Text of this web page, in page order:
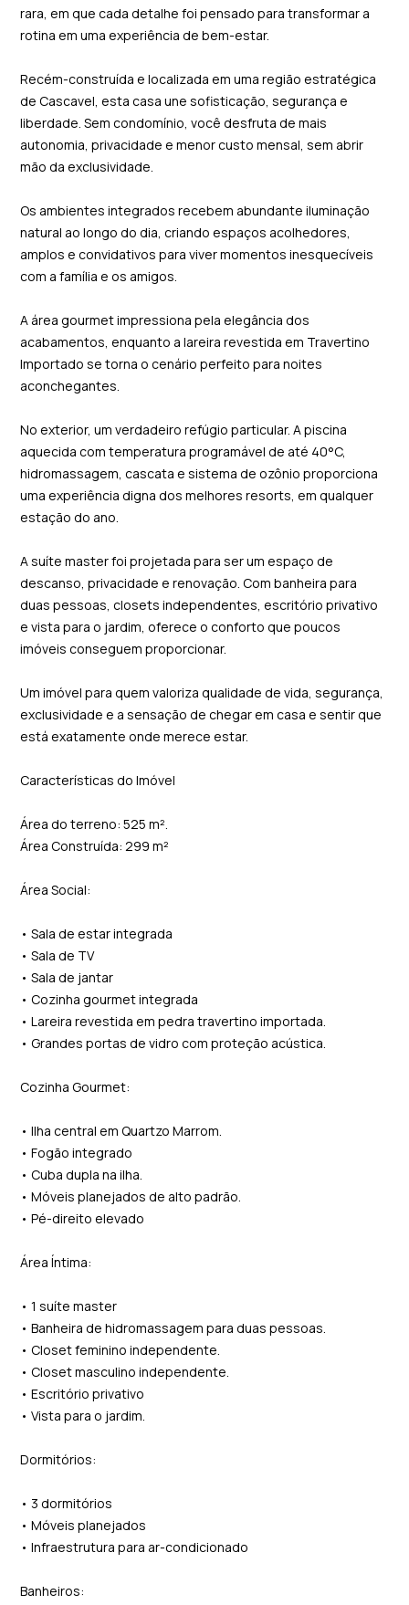
rara, em que cada detalhe foi pensado para transformar a
rotina em uma experiência de bem-estar.
Recém-construída e localizada em uma região estratégica
de Cascavel, esta casa une sofisticação, segurança e
liberdade. Sem condomínio, você desfruta de mais
autonomia, privacidade e menor custo mensal, sem abrir
mão da exclusividade.
Os ambientes integrados recebem abundante iluminação
natural ao longo do dia, criando espaços acolhedores,
amplos e convidativos para viver momentos inesquecíveis
com a família e os amigos.
A área gourmet impressiona pela elegância dos
acabamentos, enquanto a lareira revestida em Travertino
Importado se torna o cenário perfeito para noites
aconchegantes.
No exterior, um verdadeiro refúgio particular. A piscina
aquecida com temperatura programável de até 40°C,
hidromassagem, cascata e sistema de ozônio proporciona
uma experiência digna dos melhores resorts, em qualquer
estação do ano.
A suíte master foi projetada para ser um espaço de
descanso, privacidade e renovação. Com banheira para
duas pessoas, closets independentes, escritório privativo
e vista para o jardim, oferece o conforto que poucos
imóveis conseguem proporcionar.
Um imóvel para quem valoriza qualidade de vida, segurança,
exclusividade e a sensação de chegar em casa e sentir que
está exatamente onde merece estar.
Características do Imóvel
Área do terreno: 525 m².
Área Construída: 299 m²
Área Social:
• Sala de estar integrada
• Sala de TV
• Sala de jantar
• Cozinha gourmet integrada
• Lareira revestida em pedra travertino importada.
• Grandes portas de vidro com proteção acústica.
Cozinha Gourmet:
• Ilha central em Quartzo Marrom.
• Fogão integrado
• Cuba dupla na ilha.
• Móveis planejados de alto padrão.
• Pé-direito elevado
Área Íntima:
• 1 suíte master
• Banheira de hidromassagem para duas pessoas.
• Closet feminino independente.
• Closet masculino independente.
• Escritório privativo
• Vista para o jardim.
Dormitórios:
• 3 dormitórios
• Móveis planejados
• Infraestrutura para ar-condicionado
Banheiros: